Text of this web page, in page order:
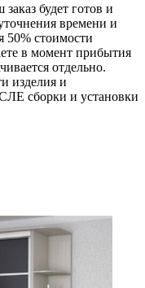
будет готов и
времени и
50% стоимости
в момент прибытия
отдельно.
изделия и
сборки и установки